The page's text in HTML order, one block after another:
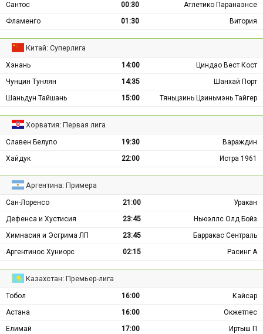
Сантос
00:30
Атлетико Паранаэнсе
Фламенго
01:30 Витория
Китай: Суперлига
Хэнань 14:00
Циндао Вест Кост
Чунцин Тунлян
14:35
Шанхай Порт
Шаньдун Тайшань
15:00 Тяньцзинь Цзиньмэнь Тайгер
Хорватия: Первая лига
Славен Белупо 19:30
Вараждин
Хайдук
22:00 Истра 1961
Аргентина: Примера
Сан-Лоренсо 21:00
Уракан
Дефенса и Хустисия
23:45
Ньюэллс Олд Бойз
Химнасия и Эсгрима ЛП
23:45
Барракас Сентраль
Аргентинос Хуниорс
02:15 Расинг А
Казахстан: Премьер-лига
Тобол 16:00
Кайсар
Астана
16:00
Окжетпес
Елимай
17:00
Иртыш П